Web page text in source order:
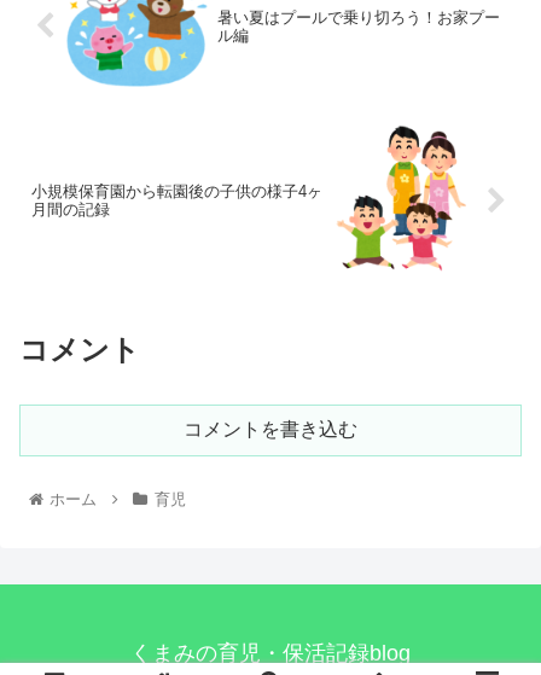
暑い夏はプールで乗り切ろう！お家プー
ル編
小規模保育園から転園後の子供の様子4ヶ
月間の記録
コメント
コメントを書き込む
ホーム 育児
くまみの育児・保活記録blog